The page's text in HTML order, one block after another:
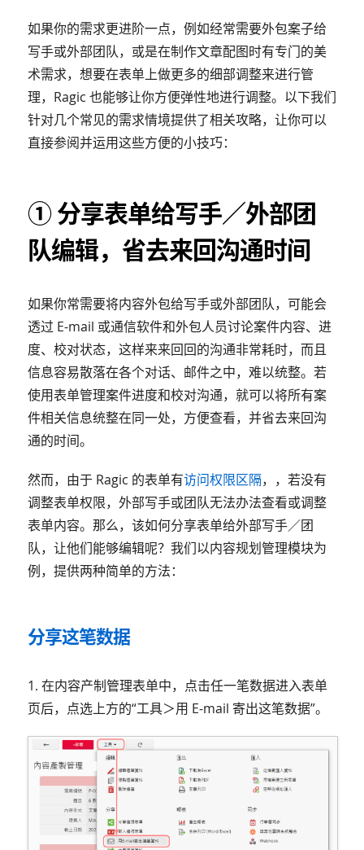
如果你的需求更进阶一点，例如经常需要外包案子给
写手或外部团队，或是在制作文章配图时有专门的美
术需求，想要在表单上做更多的细部调整来进行管
理，Ragic 也能够让你方便弹性地进行调整。以下我们
针对几个常见的需求情境提供了相关攻略，让你可以
直接参阅并运用这些方便的小技巧：
① 分享表单给写手／外部团
队编辑，省去来回沟通时间
如果你常需要将内容外包给写手或外部团队，可能会
透过 E-mail 或通信软件和外包人员讨论案件内容、进
度、校对状态，这样来来回回的沟通非常耗时，而且
信息容易散落在各个对话、邮件之中，难以统整。若
使用表单管理案件进度和校对沟通，就可以将所有案
件相关信息统整在同一处，方便查看，并省去来回沟
通的时间。
然而，由于 Ragic 的表单有访问权限区隔，，若没有
调整表单权限，外部写手或团队无法办法查看或调整
表单内容。那么，该如何分享表单给外部写手／团
队，让他们能够编辑呢？我们以内容规划管理模块为
例，提供两种简单的方法：
分享这笔数据
1. 在内容产制管理表单中，点击任一笔数据进入表单
页后，点选上方的“工具＞用 E-mail 寄出这笔数据”。